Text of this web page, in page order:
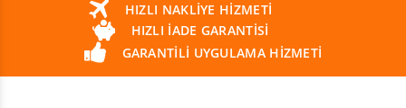
HIZLI NAKLIYE HIZMETI
HIZLI IADE GARANTISI
GARANTILI UYGULAMA HIZMETI